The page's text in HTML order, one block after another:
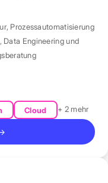
, Prozessautomatisierung
, Data Engineering und
Cloud + 2 mehr